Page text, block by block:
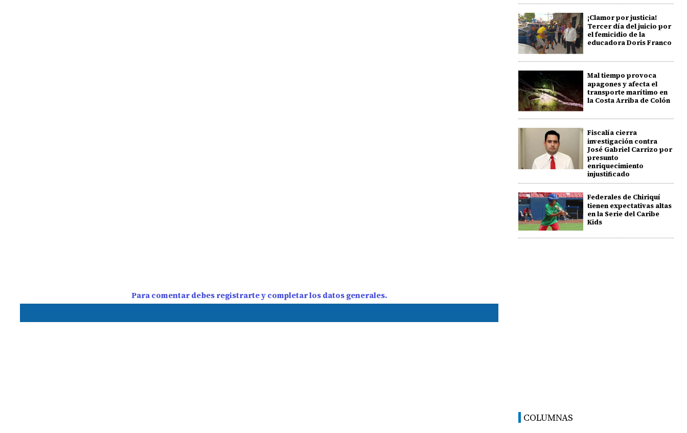
Para comentar debes registrarte y completar los datos generales.
¡Clamor por justicia!
Tercer día del juicio por
el femicidio de la
educadora Doris Franco
Mal tiempo provoca
apagones y afecta el
transporte marítimo en
la Costa Arriba de Colón
Fiscalía cierra
investigación contra
José Gabriel Carrizo por
presunto
enriquecimiento
injustificado
Federales de Chiriquí
tienen expectativas altas
en la Serie del Caribe
Kids
COLUMNAS